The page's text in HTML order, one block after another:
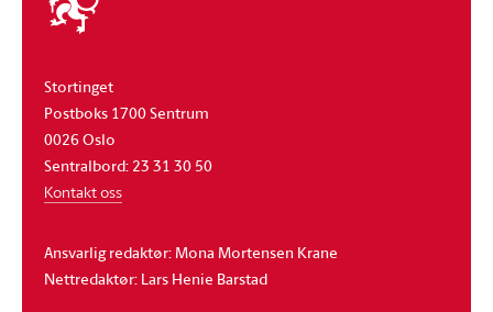
stortinget
Stortinget
Postboks 1700 Sentrum
0026 Oslo
Sentralbord: 23 31 30 50
Kontakt oss
Ansvarlig redaktør: Mona Mortensen Krane
Nettredaktør: Lars Henie Barstad